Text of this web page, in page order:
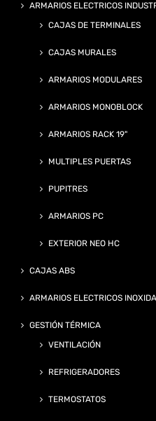
ARMARIOS ELECTRICOS
CAJAS DE TERMINALES
CAJAS MURALES
ARMARIOS MODULARES
ARMARIOS MONOBLOCK
ARMARIOS RACK 19"
MULTIPLES PUERTAS
PUPITRES
ARMARIOS PC
EXTERIOR NEO HC
CAJAS ABS
ARMARIOS ELECTRICOS
GESTIÓN TÉRMICA
VENTILACIÓN
REFRIGERADORES
TERMOSTATOS